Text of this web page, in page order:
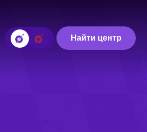
Найти центр